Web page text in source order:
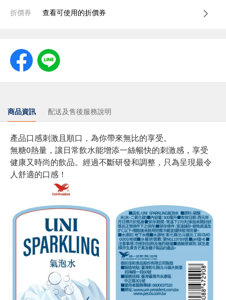
折價券 查看可使用的折價券
商品資訊 配送及售後服務說明
產品口感刺激且順口，為你帶來無比的享受。
無糖0熱量，讓日常飲水能增添一絲暢快的刺激感，享受
健康又時尚的飲品。經過不斷研發和調整，只為呈現最令
人舒適的口感！